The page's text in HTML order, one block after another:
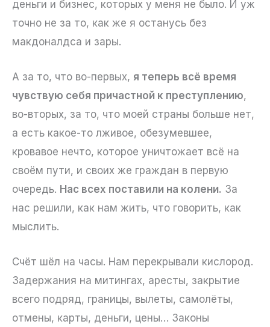
деньги и бизнес, которых у меня не было. И уж
точно не за то, как же я останусь без
макдоналдса и зары.
А за то, что во-первых, я теперь всё время
чувствую себя причастной к преступлению,
во-вторых, за то, что моей страны больше нет,
а есть какое-то лживое, обезумевшее,
кровавое нечто, которое уничтожает всё на
своём пути, и своих же граждан в первую
очередь. Нас всех поставили на колени. За
нас решили, как нам жить, что говорить, как
мыслить.
Счёт шёл на часы. Нам перекрывали кислород.
Задержания на митингах, аресты, закрытие
всего подряд, границы, вылеты, самолёты,
отмены, карты, деньги, цены… Законы